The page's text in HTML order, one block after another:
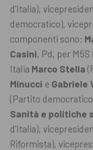
d’Italia),
democratico),
componenti sono:
Casini, Pd, per M5S
Italia Marco Stella
Minucci e Gabriele
(Partito
Sanità e politiche
d’Italia),
Riformista),